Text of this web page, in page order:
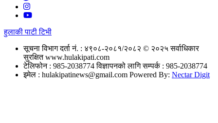
हुलाकी पाटी टिभी
सूचना विभाग दर्ता नं. : ४९०८-२०८१/२०८२ © २०२५ सर्वाधिकार
सुरक्षित www.hulakipati.com
टेलिफोन : 985-2038774विज्ञापनको लागि सम्पर्क : 985-2038774
इमेल : hulakipatinews@gmail.com Powered By: Nectar Digit